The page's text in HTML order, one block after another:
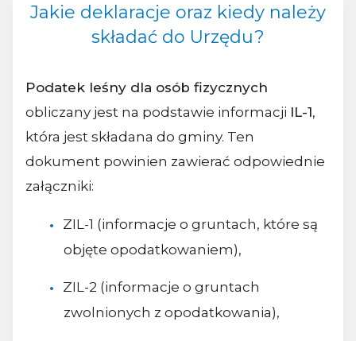
Jakie deklaracje oraz kiedy należy
składać do Urzędu?
Podatek leśny dla osób fizycznych
obliczany jest na podstawie informacji IL-1,
która jest składana do gminy. Ten
dokument powinien zawierać odpowiednie
załączniki:
ZIL-1 (informacje o gruntach, które są
objęte opodatkowaniem),
ZIL-2 (informacje o gruntach
zwolnionych z opodatkowania),